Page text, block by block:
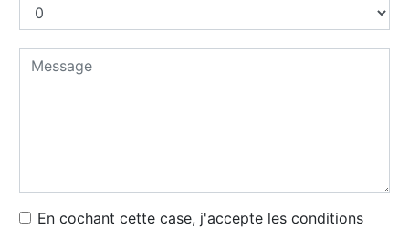
En cochant cette case, j'accepte les conditions